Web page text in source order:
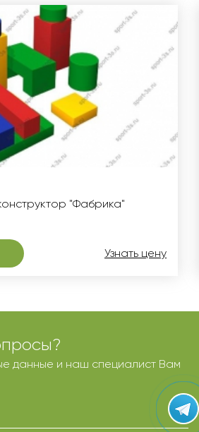
"Фабрика"
Узнать цену
данные и наш специалист Вам